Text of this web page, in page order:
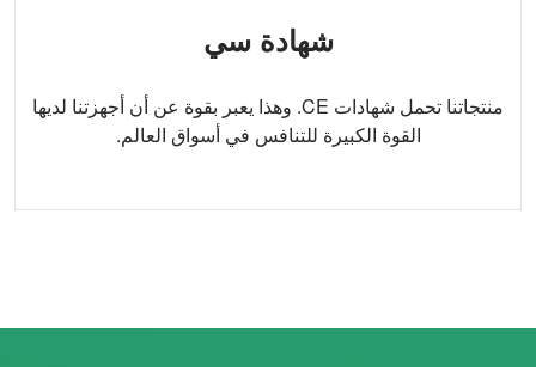
شهادة سي
منتجاتنا تحمل شهادات CE. وهذا يعبر بقوة عن أن أجهزتنا لديها
القوة الكبيرة للتنافس في أسواق العالم.